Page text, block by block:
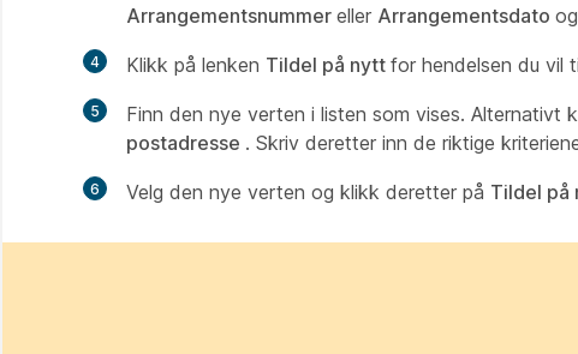
Arrangementsnummer eller Arrangementsdato
4 Klikk på lenken Tildel på nytt for hendelsen du vil
5 Finn den nye verten i listen som vises. Alternativt
postadresse . Skriv deretter inn de riktige
6 Velg den nye verten og klikk deretter på Tildel på